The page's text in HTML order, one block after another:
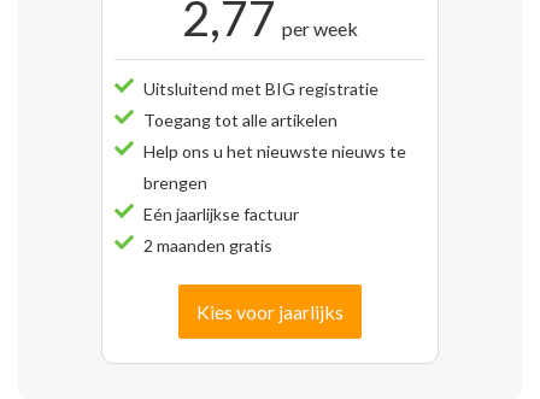
2,77 per week
Uitsluitend met BIG registratie
Toegang tot alle artikelen
Help ons u het nieuwste nieuws te
brengen
Eén jaarlijkse factuur
2 maanden gratis
Kies voor jaarlijks